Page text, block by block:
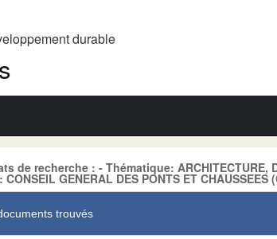
durable
de recherche : - Thématique: ARCHITECTURE,
GENERAL DES PONTS ET CHAUSSEES
trouvés